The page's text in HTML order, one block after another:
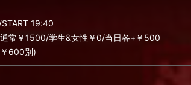
19:40
常￥1500/学生&女性￥0/当日各+￥500
600別)